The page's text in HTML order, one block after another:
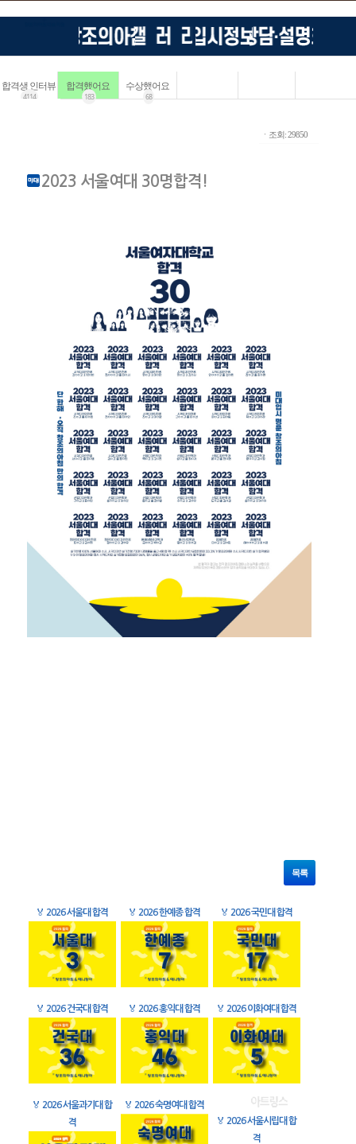
합격생 인터뷰
4114
합격했어요
183
수상했어요
68
ㆍ조회: 29850
2023 서울여대 30명합격!
목록
🏅 2026 서울대 합격 🏅 2026 한예종 합격 🏅 2026 국민대 합격
🏅 2026 건국대 합격 🏅 2026 홍익대 합격 🏅 2026 이화여대 합격
🏅 2026 서울과기대 합
격
🏅 2026 숙명여대 합격
🏅 2026 서울시립대 합
격